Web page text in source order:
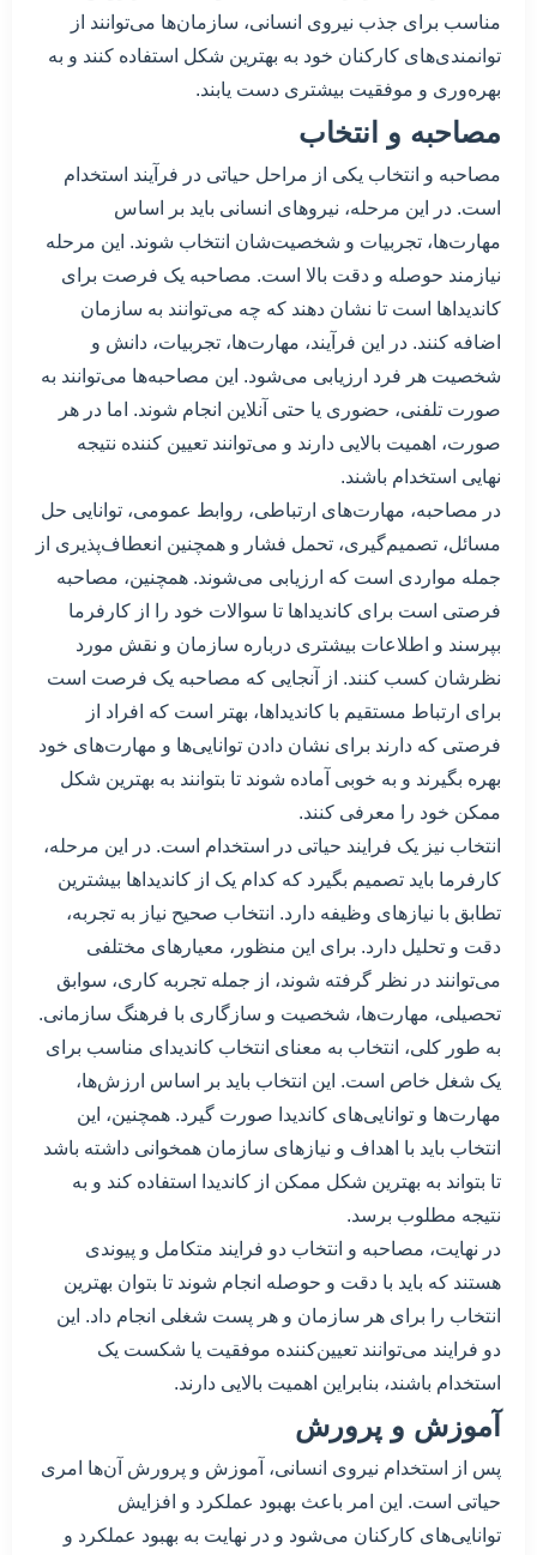
مناسب برای جذب نیروی انسانی، سازمان‌ها می‌توانند از
توانمندی‌های کارکنان خود به بهترین شکل استفاده کنند و به
بهره‌وری و موفقیت بیشتری دست یابند.
مصاحبه و انتخاب
مصاحبه و انتخاب یکی از مراحل حیاتی در فرآیند استخدام
است. در این مرحله، نیروهای انسانی باید بر اساس
مهارت‌ها، تجربیات و شخصیت‌شان انتخاب شوند. این مرحله
نیازمند حوصله و دقت بالا است. مصاحبه یک فرصت برای
کاندیداها است تا نشان دهند که چه می‌توانند به سازمان
اضافه کنند. در این فرآیند، مهارت‌ها، تجربیات، دانش و
شخصیت هر فرد ارزیابی می‌شود. این مصاحبه‌ها می‌توانند به
صورت تلفنی، حضوری یا حتی آنلاین انجام شوند. اما در هر
صورت، اهمیت بالایی دارند و می‌توانند تعیین کننده نتیجه
نهایی استخدام باشند.
در مصاحبه، مهارت‌های ارتباطی، روابط عمومی، توانایی حل
مسائل، تصمیم‌گیری، تحمل فشار و همچنین انعطاف‌پذیری از
جمله مواردی است که ارزیابی می‌شوند. همچنین، مصاحبه
فرصتی است برای کاندیداها تا سوالات خود را از کارفرما
بپرسند و اطلاعات بیشتری درباره سازمان و نقش مورد
نظرشان کسب کنند. از آنجایی که مصاحبه یک فرصت است
برای ارتباط مستقیم با کاندیداها، بهتر است که افراد از
فرصتی که دارند برای نشان دادن توانایی‌ها و مهارت‌های خود
بهره بگیرند و به خوبی آماده شوند تا بتوانند به بهترین شکل
ممکن خود را معرفی کنند.
انتخاب نیز یک فرایند حیاتی در استخدام است. در این مرحله،
کارفرما باید تصمیم بگیرد که کدام یک از کاندیداها بیشترین
تطابق با نیازهای وظیفه دارد. انتخاب صحیح نیاز به تجربه،
دقت و تحلیل دارد. برای این منظور، معیارهای مختلفی
می‌توانند در نظر گرفته شوند، از جمله تجربه کاری، سوابق
تحصیلی، مهارت‌ها، شخصیت و سازگاری با فرهنگ سازمانی.
به طور کلی، انتخاب به معنای انتخاب کاندیدای مناسب برای
یک شغل خاص است. این انتخاب باید بر اساس ارزش‌ها،
مهارت‌ها و توانایی‌های کاندیدا صورت گیرد. همچنین، این
انتخاب باید با اهداف و نیازهای سازمان همخوانی داشته باشد
تا بتواند به بهترین شکل ممکن از کاندیدا استفاده کند و به
نتیجه مطلوب برسد.
در نهایت، مصاحبه و انتخاب دو فرایند متکامل و پیوندی
هستند که باید با دقت و حوصله انجام شوند تا بتوان بهترین
انتخاب را برای هر سازمان و هر پست شغلی انجام داد. این
دو فرایند می‌توانند تعیین‌کننده موفقیت یا شکست یک
استخدام باشند، بنابراین اهمیت بالایی دارند.
آموزش و پرورش
پس از استخدام نیروی انسانی، آموزش و پرورش آن‌ها امری
حیاتی است. این امر باعث بهبود عملکرد و افزایش
توانایی‌های کارکنان می‌شود و در نهایت به بهبود عملکرد و